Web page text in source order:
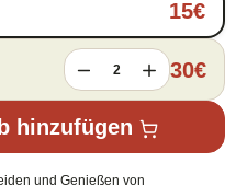
15€
2 30€
hinzufügen
und Genießen von